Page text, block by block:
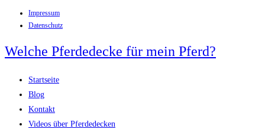
Inhalt
Impressum
Datenschutz
Welche Pferdedecke für mein Pferd?
Startseite
Blog
Kontakt
Videos über Pferdedecken